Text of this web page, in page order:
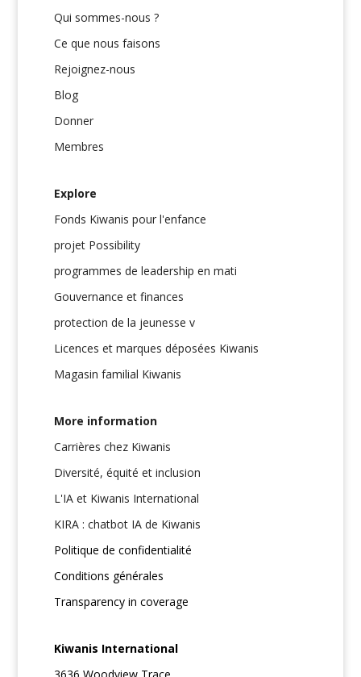
Qui sommes-nous ?
Ce que nous faisons
Rejoignez-nous
Blog
Donner
Membres
Explore
Fonds Kiwanis pour l'enfance
projet Possibility
programmes de leadership en mati
Gouvernance et finances
protection de la jeunesse v
Licences et marques déposées Kiwanis
Magasin familial Kiwanis
More information
Carrières chez Kiwanis
Diversité, équité et inclusion
L'IA et Kiwanis International
KIRA : chatbot IA de Kiwanis
Politique de confidentialité
Conditions générales
Transparency in coverage
Kiwanis International